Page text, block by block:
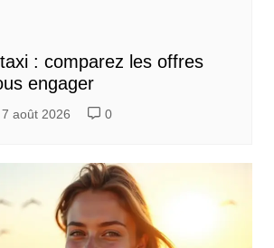
: comparez les offres
engager
7 août 2026 0